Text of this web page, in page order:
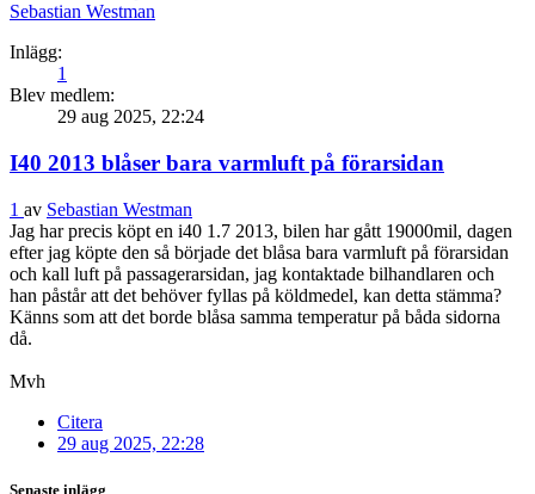
Sebastian Westman
Inlägg:
1
Blev medlem:
29 aug 2025, 22:24
I40 2013 blåser bara varmluft på förarsidan
1 av Sebastian Westman
Jag har precis köpt en i40 1.7 2013, bilen har gått 19000mil, dagen
efter jag köpte den så började det blåsa bara varmluft på förarsidan
och kall luft på passagerarsidan, jag kontaktade bilhandlaren och
han påstår att det behöver fyllas på köldmedel, kan detta stämma?
Känns som att det borde blåsa samma temperatur på båda sidorna
då.
Mvh
Citera
29 aug 2025, 22:28
Senaste inlägg